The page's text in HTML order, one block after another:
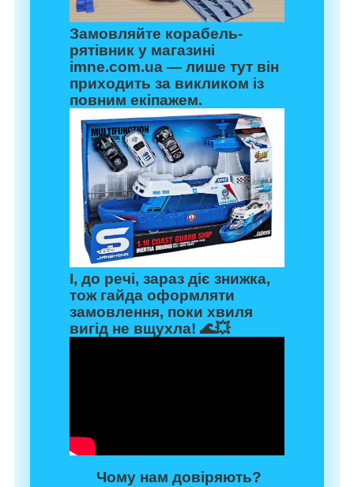
Замовляйте корабель-
рятівник у магазині
imne.com.ua — лише тут він
приходить за викликом із
повним екіпажем.
І, до речі, зараз діє знижка,
тож гайда оформляти
замовлення, поки хвиля
вигід не вщухла! 🌊💥
Чому нам довіряють?